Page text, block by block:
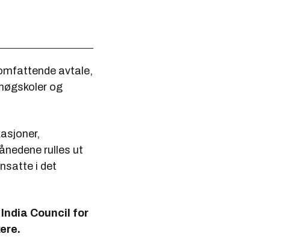
avtale,
og
rulles ut
i det
Council for